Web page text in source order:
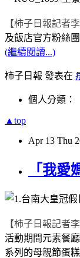
【柿子日報記者
及飯店官方粉絲
(繼續閱讀...)
柿子日報 發表在
個人分類：
▲top
Apr 13 Thu
「我
【柿子日報記者
活動期間元素餐
系列的母親節蛋